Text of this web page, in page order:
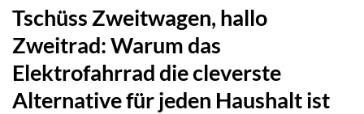
Tschüss Zweitwagen, hallo
Zweitrad: Warum das
Elektrofahrrad die cleverste
Alternative für jeden Haushalt ist